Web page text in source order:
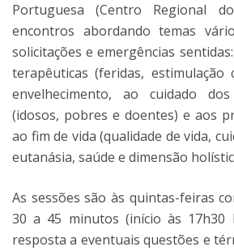
Portuguesa (Centro Regional
encontros abordando temas
solicitações e emergências
terapêuticas (feridas, estimulação
envelhecimento, ao cuidado
(idosos, pobres e doentes) e aos
ao fim de vida (qualidade de vida,
eutanásia, saúde e dimensão
As sessões são às quintas-feiras
30 a 45 minutos (início às 17h30
resposta a eventuais questões e